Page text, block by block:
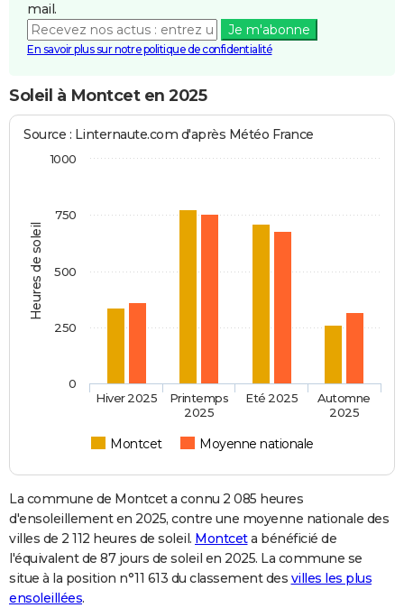
mail.
Je m'abonne
En savoir plus sur notre politique de confidentialité
Soleil à Montcet en 2025
Heures de soleil
Source : Linternaute.com d'après Météo France
Montcet Moyenne nationale
Hiver 2025
Printemps
2025
Eté 2025
Automne
2025
0
1000
250
500
750
La commune de Montcet a connu 2 085 heures
d'ensoleillement en 2025, contre une moyenne nationale des
villes de 2 112 heures de soleil. Montceta bénéficié de
l'équivalent de 87 jours de soleil en 2025. La commune se
situe à la position n°11 613 du classement des villes les plus
ensoleillées.